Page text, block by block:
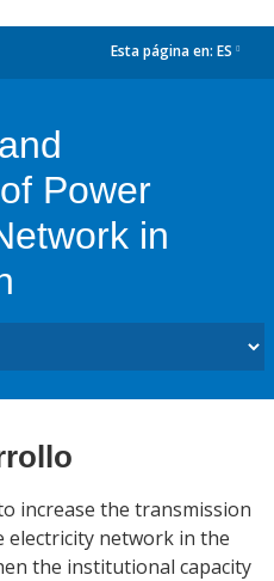
Esta página en: ES
Power
in
increase the transmission
electricity network in the
the institutional capacity